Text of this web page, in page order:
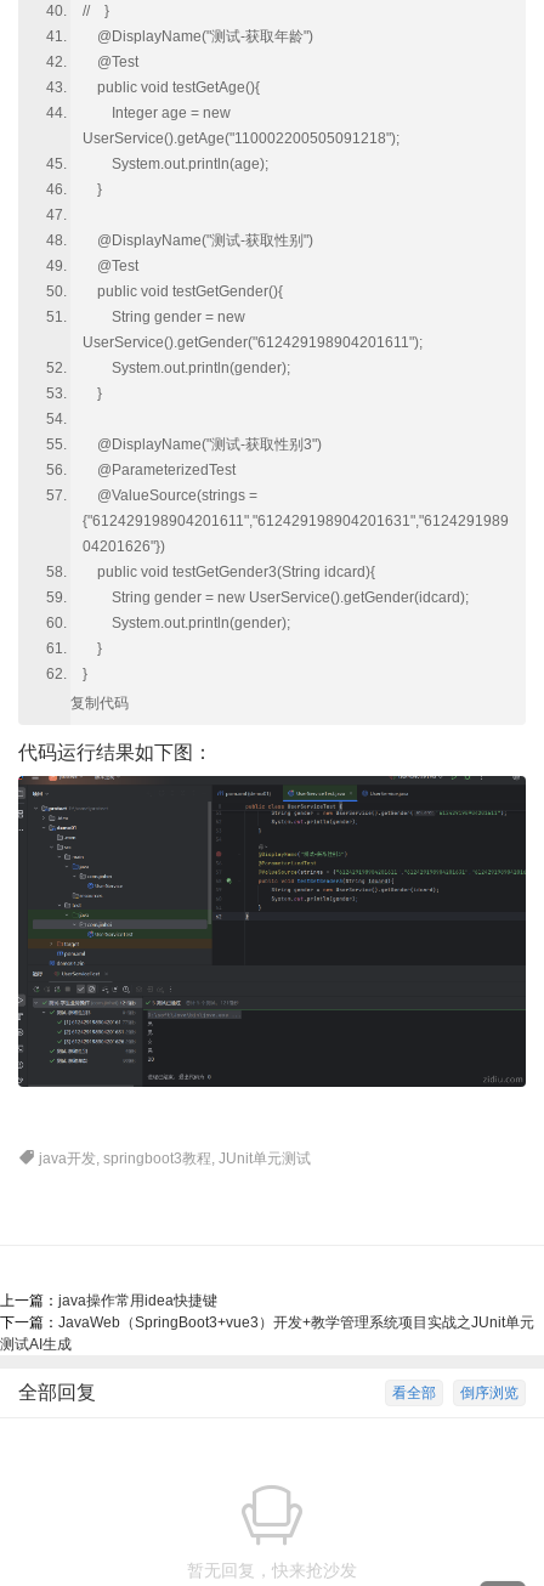
// }
@DisplayName("测试-获取年龄")
@Test
public void testGetAge(){
Integer age = new
UserService().getAge("110002200505091218");
System.out.println(age);
}
@DisplayName("测试-获取性别")
@Test
public void testGetGender(){
String gender = new
UserService().getGender("612429198904201611");
System.out.println(gender);
}
@DisplayName("测试-获取性别3")
@ParameterizedTest
@ValueSource(strings =
{"612429198904201611","612429198904201631","6124291989
04201626"})
public void testGetGender3(String idcard){
String gender = new UserService().getGender(idcard);
System.out.println(gender);
}
}
复制代码
代码运行结果如下图：
java开发 ,springboot3教程 ,JUnit单元测试
上一篇： java操作常用idea快捷键
下一篇： JavaWeb（SpringBoot3+vue3）开发+教学管理系统项目实战之JUnit单元
测试AI生成
倒序浏览
看全部
全部回复
暂无回复，快来抢沙发